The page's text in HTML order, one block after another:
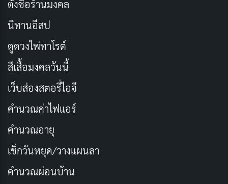
นอกจากนี้ยังเป็นโอกาสที่ศิษย์ได้แสดงความสามัคคีผ่าน
การจัดพานไหว้ครูหรือกิจกรรมต่าง ๆ ร่วมกัน
ในยุคสมัยที่เปลี่ยนแปลงไป การรักษาประเพณีวันไหว้ครูยัง
คงเป็นเครื่องเตือนใจถึงความสำคัญของการศึกษาและ
ความกตัญญู ซึ่งเป็นรากฐานของสังคมไทยที่มีคุณภาพ การ
และแรงบันดาลใจให้ตั้งใจศึกษาเพื่อเป็นคนดีของสังคมต่อ
ไป
แสดงความกตัญญูกตเวที:
ลูกศิษย์จะได้แสดงความเคารพและขอบคุณครูบา
ตั้งชื่อร้านมงคล
นิทานอีสป
ดูดวงไพ่ทาโรต์
สีเสื้อมงคลวันนี้
เว็บส่องสตอรี่ไอจี
คำนวณค่าไฟแอร์
คำนวณอายุ
เช็กวันหยุด/วางแผนลา
คำนวณผ่อนบ้าน